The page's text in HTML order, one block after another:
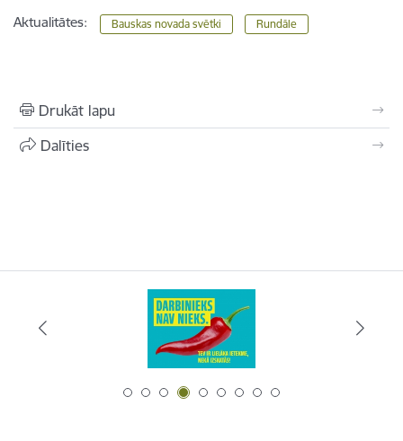
Aktualitātes: Bauskas novada svētki Rundāle
Drukāt lapu
Dalīties